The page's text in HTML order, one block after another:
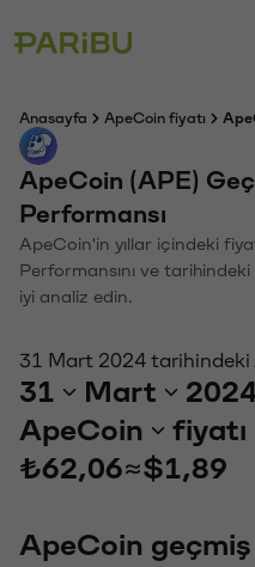
Anasayfa ApeCoin fiyatı
ApeCoin (APE)
Performansı
ApeCoin'in yıllar içindeki
Performansını ve
iyi analiz edin.
31 Mart 2024 tarihindeki
31 Mart
ApeCoin
fiyatı
₺62,06≈$1,89
ApeCoin